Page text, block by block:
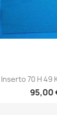
Inserto 70 H 49
95,00